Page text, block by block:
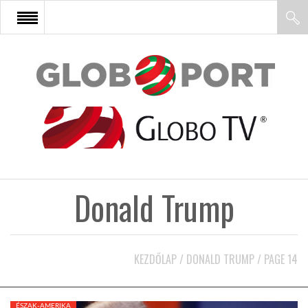
FŐOLDAL
AFRIKA
Donald Trump
KEZDŐLAP / DONALD TRUMP / PAGE 14
ÉSZAK-AMERIKA